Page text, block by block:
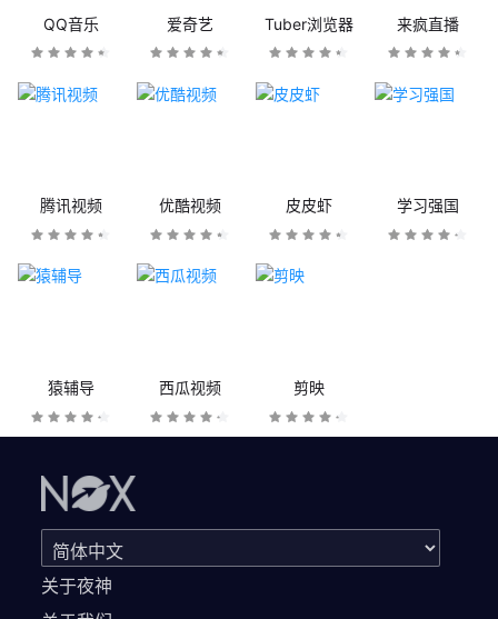
QQ音乐 爱奇艺 Tuber浏览器 来疯直播
腾讯视频 优酷视频 皮皮虾 学习强国
猿辅导 西瓜视频 剪映
关于夜神